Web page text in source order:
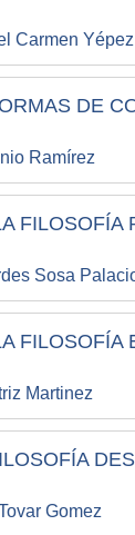
Carmen
DE
Ramírez
FILOSOFÍA
Sosa
FILOSOFÍA
Martinez
Gomez